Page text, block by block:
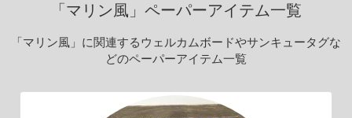
「マリン風」ペーパーアイテム一覧
「マリン風」に関連するウェルカムボードやサンキュータグな
どのペーパーアイテム一覧